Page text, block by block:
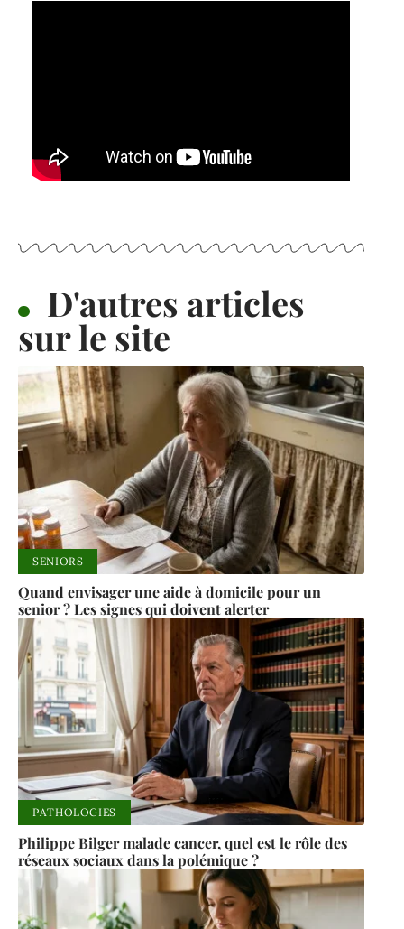
D'autres articles
sur le site
SENIORS
Quand envisager une aide à domicile pour un
senior ? Les signes qui doivent alerter
PATHOLOGIES
Philippe Bilger malade cancer, quel est le rôle des
réseaux sociaux dans la polémique ?